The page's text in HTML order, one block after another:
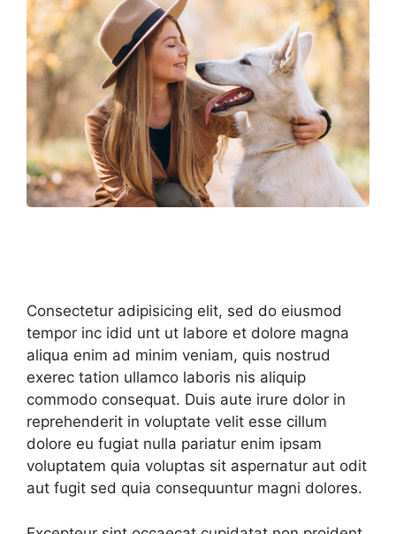
Consectetur adipisicing elit, sed do eiusmod
tempor inc idid unt ut labore et dolore magna
aliqua enim ad minim veniam, quis nostrud
exerec tation ullamco laboris nis aliquip
commodo consequat. Duis aute irure dolor in
reprehenderit in voluptate velit esse cillum
dolore eu fugiat nulla pariatur enim ipsam
voluptatem quia voluptas sit aspernatur aut odit
aut fugit sed quia consequuntur magni dolores.